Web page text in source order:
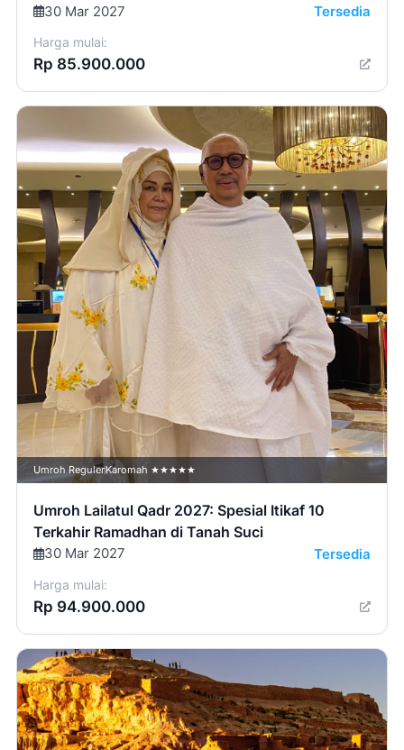
30 Mar 2027 Tersedia
Harga mulai:
Rp 85.900.000
Umroh RegulerKaromah ★★★★★
Umroh Lailatul Qadr 2027: Spesial Itikaf 10
Terkahir Ramadhan di Tanah Suci
30 Mar 2027 Tersedia
Harga mulai:
Rp 94.900.000